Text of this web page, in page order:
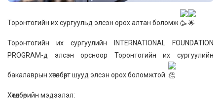
Торонтогийн их сургуульд элсэн орох алтан боломж
Торонтогийн их сургуулийн INTERNATIONAL FOUNDATION
PROGRAM-д элсэн орсноор Торонтогийн их сургуулийн
бакалаврын хөтөлбөрт шууд элсэн орох боломжтой.
Хөтөлбөрийн мэдээлэл: